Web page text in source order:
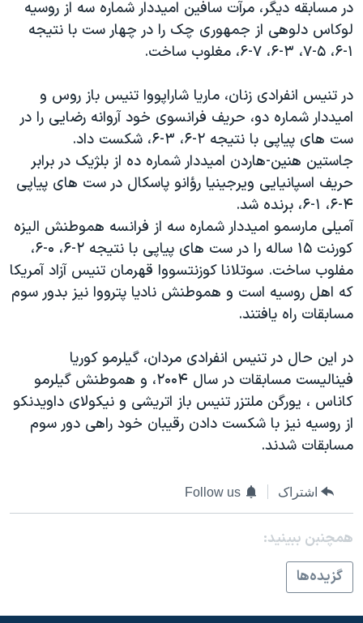
اسرائیل در جنگ
گالری عکس
آرشیو پخش زنده
ورزش زنان در ایران
اعتراضات زن، زندگی، آزادی
مجموعه مستندهای دادخواهی
تریبونال مردمی آبان ۹۸
دادگاه حمید نوری
چهل سال گروگان‌گیری
قانون شفافیت دارائی کادر رهبری ایران
اعتراضات مردمی آبان ۹۸
اسرائیل در جنگ
نرگس محمدی برنده جایزه نوبل صلح
همایش محافظه‌کاران آمریکا «سی‌پک»
صفحه‌های ویژه
سفر پرزیدنت ترامپ به چین
زبانهای مختلف
در مسابقه ديگر، مرآت سافين اميددار شماره سه از روسيه
لوکاس دلوهی از جمهوری چک را در چهار ست با نتيجه
۱-۶، ۵-۷، ۳-۶، ۷-۶، مغلوب ساخت.
در تنيس انفرادی زنان، ماريا شاراپووا تنيس باز روس و
اميددار شماره دو، حريف فرانسوی خود آروانه رضايی را در
ست های پياپی با نتيجه ۲-۶، ۳-۶، شکست داد.
جاستين هنين-هاردن اميددار شماره ده از بلژيک در برابر
حريف اسپانيايی ويرجينيا رؤانو پاسکال در ست های پياپی
۴-۶، ۱-۶، برنده شد.
آميلی مارسمو اميددار شماره سه از فرانسه هموطنش اليزه
کورنت ۱۵ ساله را در ست های پياپی با نتيجه ۲-۶، ۰-۶،
مفلوب ساخت. سوتلانا کوزنتسووا قهرمان تنيس آزاد آمريکا
که اهل روسيه است و هموطنش ناديا پترووا نيز بدور سوم
مسابقات راه يافتند.
در اين حال در تنيس انفرادی مردان، گيلرمو کوريا
فيناليست مسابقات در سال ۲۰۰۴، و هموطنش گيلرمو
کاناس ، يورگن ملتزر تنيس باز اتريشی و نيکولای داويدنکو
از روسيه نيز با شکست دادن رقيبان خود راهی دور سوم
مسابقات شدند.
اشتراک Follow us
همچنبن ببینید:
گزيده‌ها